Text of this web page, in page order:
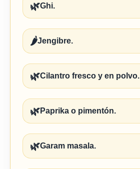
🌿Ghi.
🌶️Jengibre.
🌿Cilantro fresco y en polvo.
🌿Paprika o pimentón.
🌿Garam masala.